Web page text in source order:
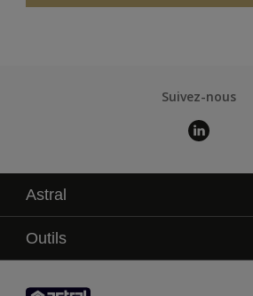
Suivez-nous
Astral
La marque
Service technique
Contact
Outils